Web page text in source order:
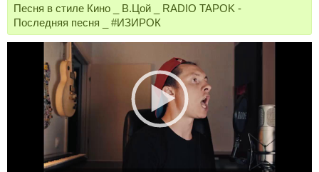
Песня в стиле Кино _ В.Цой _ RADIO TAPOK -
Последняя песня _ #ИЗИРОК